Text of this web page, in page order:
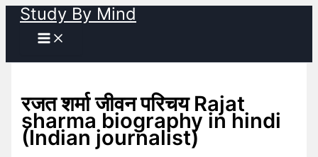
Skip
content
Study By Mind
रजत शर्मा जीवन परिचय Rajat
sharma biography in hindi
(Indian journalist)